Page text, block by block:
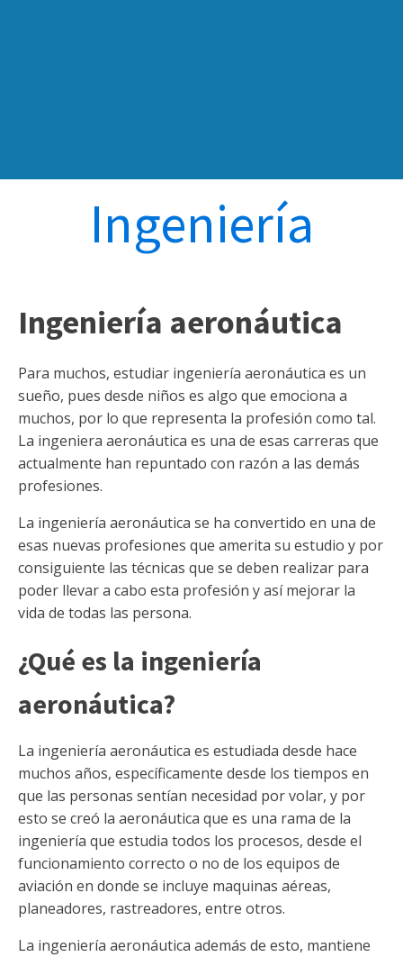
Ingeniería
Ingeniería aeronáutica
Para muchos, estudiar ingeniería aeronáutica es un
sueño, pues desde niños es algo que emociona a
muchos, por lo que representa la profesión como tal.
La ingeniera aeronáutica es una de esas carreras que
actualmente han repuntado con razón a las demás
profesiones.
La ingeniería aeronáutica se ha convertido en una de
esas nuevas profesiones que amerita su estudio y por
consiguiente las técnicas que se deben realizar para
poder llevar a cabo esta profesión y así mejorar la
vida de todas las persona.
¿Qué es la ingeniería
aeronáutica?
La ingeniería aeronáutica es estudiada desde hace
muchos años, específicamente desde los tiempos en
que las personas sentían necesidad por volar, y por
esto se creó la aeronáutica que es una rama de la
ingeniería que estudia todos los procesos, desde el
funcionamiento correcto o no de los equipos de
aviación en donde se incluye maquinas aéreas,
planeadores, rastreadores, entre otros.
La ingeniería aeronáutica además de esto, mantiene